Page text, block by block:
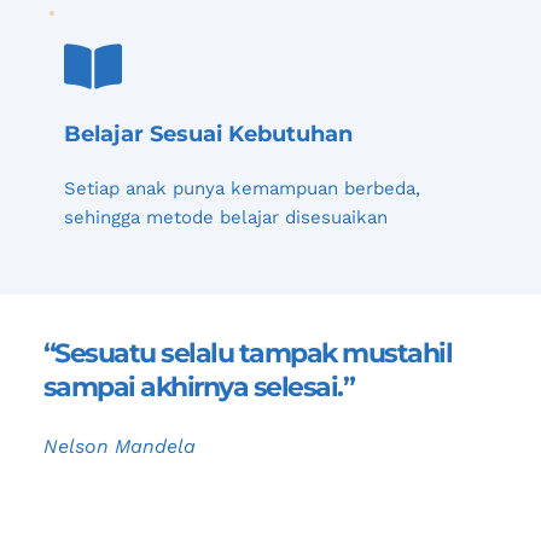
Belajar Sesuai Kebutuhan
Setiap anak punya kemampuan berbeda,
sehingga metode belajar disesuaikan
“Sesuatu selalu tampak mustahil
sampai akhirnya selesai.”
Nelson Mandela